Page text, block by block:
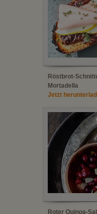
Röstbrot-
Mortadella
Jetzt
Roter Quinoa-